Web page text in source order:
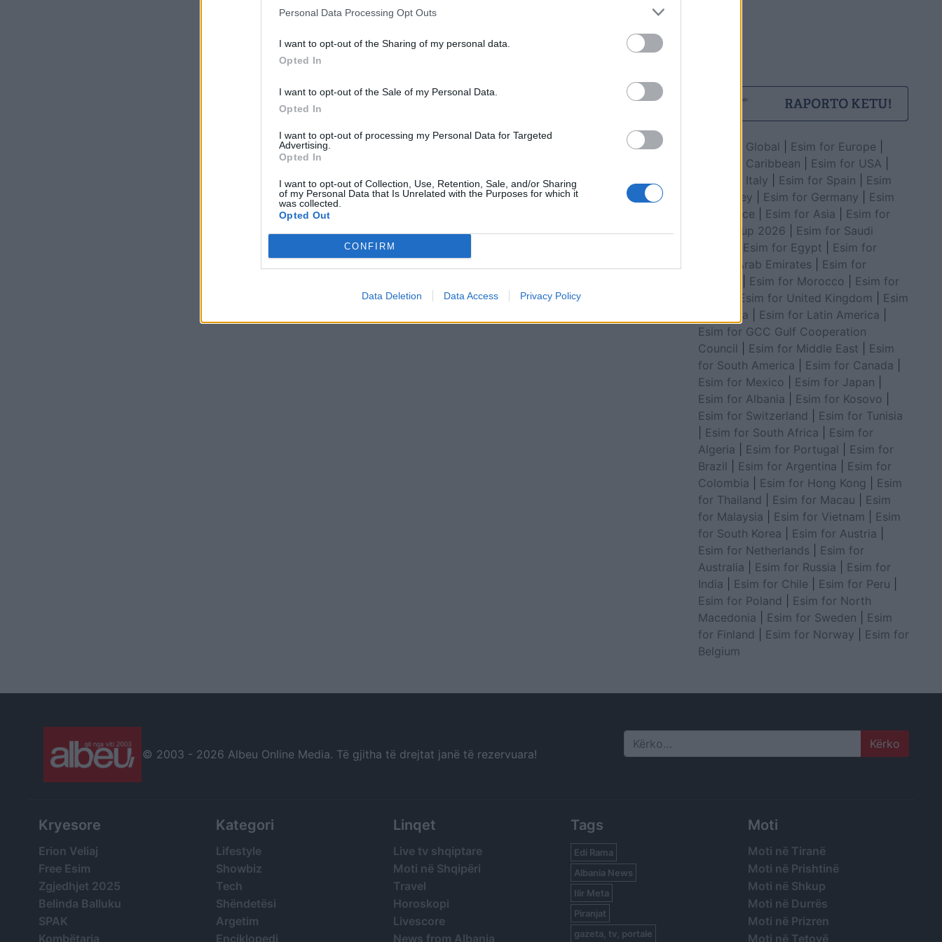
Personal Data Processing Opt Outs
I want to opt-out of the Sharing of my personal data.
Opted In
I want to opt-out of the Sale of my Personal Data.
Opted In
I want to opt-out of processing my Personal Data for Targeted
Advertising.
Opted In
I want to opt-out of Collection, Use, Retention, Sale, and/or Sharing
of my Personal Data that Is Unrelated with the Purposes for which it
was collected.
Opted Out
CONFIRM
Data Deletion Data Access Privacy Policy
Esim for Global Esim for Europe
Esim for Caribbean
Esim for USA
Esim for Italy
Esim for Spain
Esim
for Turkey
Esim for Germany
Esim
for Greece
Esim for Asia
Esim for
World Cup 2026
Esim for Saudi
Esim for Egypt
Esim for
United Arab Emirates
Esim for
Esim for Morocco
Esim for
Esim for United Kingdom
Esim
for Africa
Esim for Latin America
Esim for GCC Gulf Cooperation
Council
Esim for Middle East
Esim
for South America
Esim for Canada
Esim for Mexico
Esim for Japan
Esim for Albania
Esim for Kosovo
Esim for Switzerland
Esim for Tunisia
Esim for South Africa
Esim for
Algeria
Esim for Portugal
Esim for
Brazil
Esim for Argentina
Esim for
Colombia
Esim for Hong Kong
Esim
for Thailand
Esim for Macau
Esim
for Malaysia
Esim for Vietnam
Esim
for South Korea
Esim for Austria
Esim for Netherlands
Esim for
Australia
Esim for Russia
Esim for
India
Esim for Chile Esim for Peru
Esim for Poland
Esim for North
Macedonia
Esim for Sweden
Esim
for Finland
Esim for Norway
Esim for
Belgium
© 2003 - 2026 Albeu Online Media. Të gjitha të drejtat janë të rezervuara! Search
Kryesore
Erion Veliaj
Free Esim
Zgjedhjet 2025
Belinda Balluku
SPAK
Kombëtarja
Kategori
Lifestyle
Showbiz
Tech
Shëndetësi
Argetim
Enciklopedi
Linqet
Live tv shqiptare
Moti në Shqipëri
Travel
Horoskopi
Livescore
News from Albania
Tags
Edi Rama
Albania News
Ilir Meta
Piranjat
gazeta, tv, portale
Moti
Moti në Tiranë
Moti në Prishtinë
Moti në Shkup
Moti në Durrës
Moti në Prizren
Moti në Tetovë